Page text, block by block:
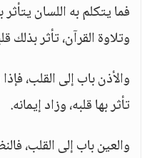
فما يتكلم به اللسان يتأثر
وتلاوة القرآن، تأثر بذلك
والأذن باب إلى القلب،
تأثر بها قلبه، وزاد إيمانه.
والعين باب إلى القلب،